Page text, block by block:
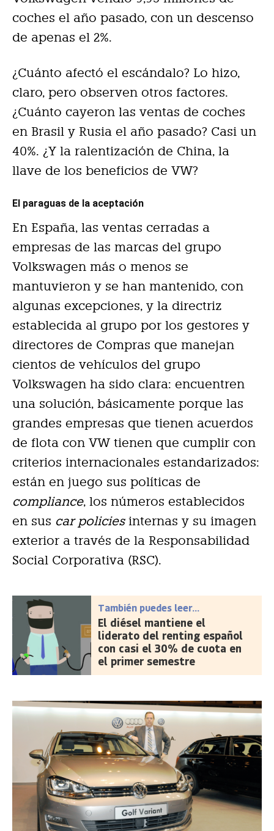
coches el año pasado, con un descenso
de apenas el 2%.
¿Cuánto afectó el escándalo? Lo hizo,
claro, pero observen otros factores.
¿Cuánto cayeron las ventas de coches
en Brasil y Rusia el año pasado? Casi un
40%. ¿Y la ralentización de China, la
llave de los beneficios de VW?
El paraguas de la aceptación
En España, las ventas cerradas a
empresas de las marcas del grupo
Volkswagen más o menos se
mantuvieron y se han mantenido, con
algunas excepciones, y la directriz
establecida al grupo por los gestores y
directores de Compras que manejan
cientos de vehículos del grupo
Volkswagen ha sido clara: encuentren
una solución, básicamente porque las
grandes empresas que tienen acuerdos
de flota con VW tienen que cumplir con
criterios internacionales estandarizados:
están en juego sus políticas de
compliance, los números establecidos
en sus car policiesinternas y su imagen
exterior a través de la Responsabilidad
Social Corporativa (RSC).
También puedes leer...
El diésel mantiene el
liderato del renting español
con casi el 30% de cuota en
el primer semestre